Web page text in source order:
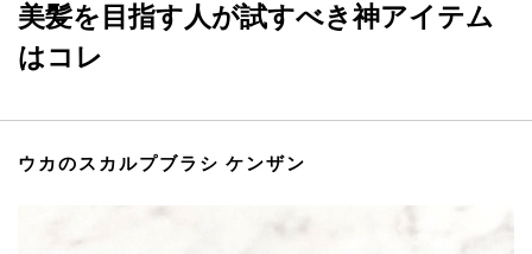
美髪を目指す人が試すべき神アイテム
はコレ
ウカのスカルプブラシ ケンザン